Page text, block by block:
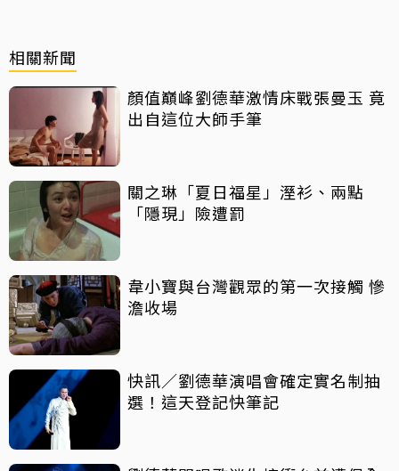
相關新聞
顏值巔峰劉德華激情床戰張曼玉 竟
出自這位大師手筆
關之琳「夏日福星」溼衫、兩點
「隱現」險遭罰
韋小寶與台灣觀眾的第一次接觸 慘
澹收場
快訊／劉德華演唱會確定實名制抽
選！這天登記快筆記